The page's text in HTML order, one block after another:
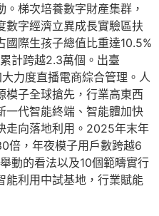
梯次培養數字財產集群，
數字經濟立異成長實驗區扶
際生孩子總值比重達10.5%
計跨越2.3萬個。出臺
力度直播電商綜合管理。人
模子全球搶先，行業高東西
一代智能終端、智能體加快
走向落地利用。2025年末年
倍，年夜模子用戶數跨越6
動的看法以及10個範疇實行
能利用中試基地，行業賦能